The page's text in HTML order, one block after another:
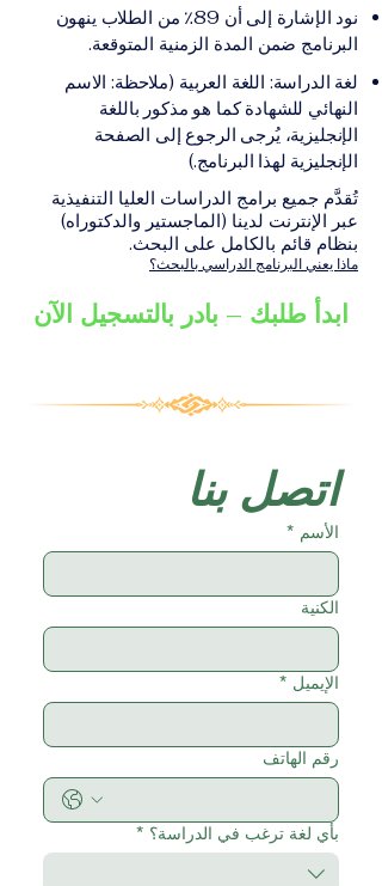
الإلكترونيقد يُطلب تقديم
مستندات إضافية حسب
البرنامج والمؤسسة التعليمية
الأكاديمية المناسبة للبرنامج،
والتي تصدر عن المؤسسة
التعليمية المسؤولة عن تقديم
البرنامج ضمن شبكة VBNN
Smart Education Group.
نود الإشارة إلى أن 89٪ من الطلاب ينهون
البرنامج ضمن المدة الزمنية المتوقعة.
لغة الدراسة: اللغة العربية (ملاحظة: الاسم
النهائي للشهادة كما هو مذكور باللغة
الإنجليزية، يُرجى الرجوع إلى الصفحة
الإنجليزية لهذا البرنامج.)
تُقدَّم جميع برامج الدراسات العليا التنفيذية
عبر الإنترنت لدينا (الماجستير والدكتوراه)
بنظام قائم بالكامل على البحث.
ماذا يعني البرنامج الدراسي بالبحث؟
ابدأ طلبك – بادر بالتسجيل الآن
اتصل بنا
الأسم *
الكنية
الإيميل *
رقم الهاتف
بأي لغة ترغب في الدراسة؟ *